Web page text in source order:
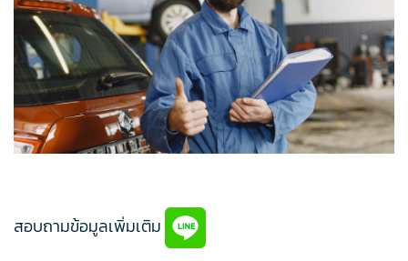
สอบถามข้อมูลเพิ่มเติม